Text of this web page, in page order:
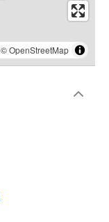
©OpenStreetMap